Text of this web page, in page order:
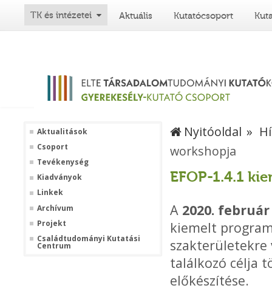
TK és intézetei Aktuális Kutatócsoport
Aktualitások
Csoport
Tevékenység
Kiadványok
Linkek
Archívum
Projekt
Családtudományi Kutatási
Centrum
Nyitóoldal
workshopja
EFOP-1.4.1
A 2020.
kiemelt
találkozó célja
előkészítése.